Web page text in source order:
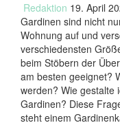
Redaktion 19. April
Gardinen sind nicht
Wohnung auf und
verschiedensten
beim Stöbern der
am besten geeignet?
werden? Wie gestalte
Gardinen? Diese
steht einem